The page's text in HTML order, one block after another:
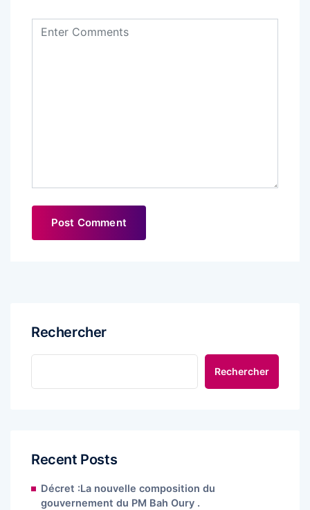
Rechercher
Rechercher
Recent Posts
Décret :La nouvelle composition du
gouvernement du PM Bah Oury .